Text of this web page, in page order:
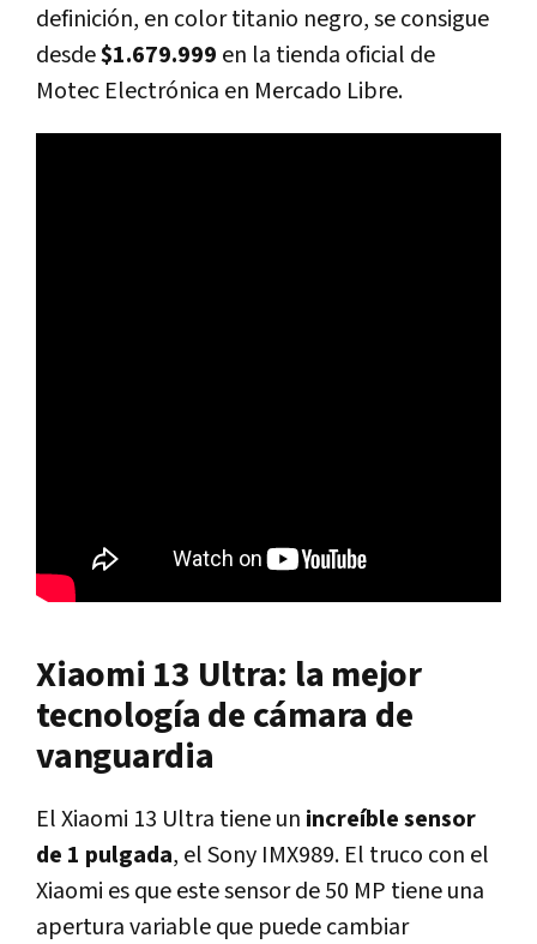
definición, en color titanio negro, se consigue
desde$1.679.999 en la tienda oficial de
Motec Electrónica en Mercado Libre.
Xiaomi 13 Ultra: la mejor
tecnología de cámara de
vanguardia
El Xiaomi 13 Ultra tiene un increíble sensor
de 1 pulgada, el Sony IMX989. El truco con el
Xiaomi es que este sensor de 50 MP tiene una
apertura variable que puede cambiar